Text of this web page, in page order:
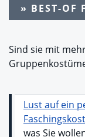
» BEST-OF
Sind sie mit
Lust auf ein
was Sie